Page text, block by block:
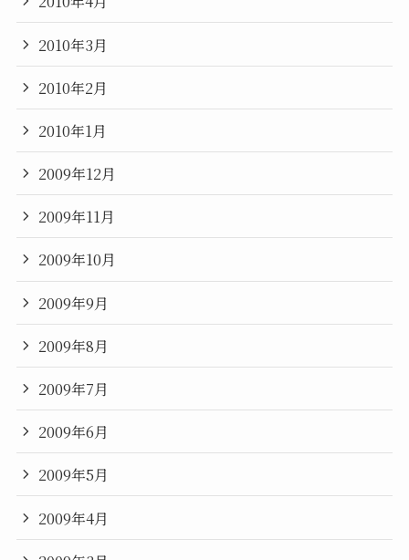
2010年3月
2010年2月
2010年1月
2009年12月
2009年11月
2009年10月
2009年9月
2009年8月
2009年7月
2009年6月
2009年5月
2009年4月